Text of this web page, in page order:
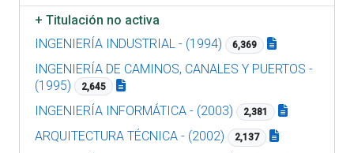
+Titulación no activa
INGENIERÍA INDUSTRIAL - (1994)
6,369
INGENIERÍA DE CAMINOS, CANALES Y PUERTOS -
(1995)
2,645
INGENIERÍA INFORMÁTICA - (2003) 2,381
ARQUITECTURA TÉCNICA - (2002) 2,137